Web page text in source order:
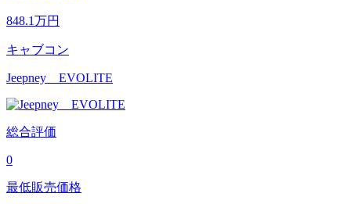
848.1万円
キャブコン
Jeepney EVOLITE
総合評価
0
最低販売価格